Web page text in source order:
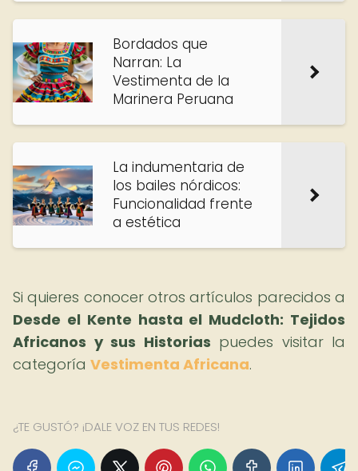
Bordados que
Narran: La
Vestimenta de la
Marinera Peruana
La indumentaria de
los bailes nórdicos:
Funcionalidad frente
a estética
Si quieres conocer otros artículos parecidos a
Desde el Kente hasta el Mudcloth: Tejidos
Africanos y sus Historias puedes visitar la
categoría Vestimenta Africana.
¿TE GUSTÓ? ¡DALE VOZ EN TUS REDES!